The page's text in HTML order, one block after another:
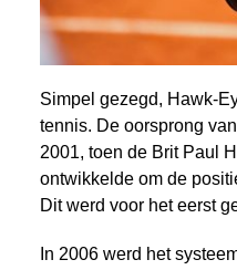
Simpel gezegd, Hawk-
tennis. De oorsprong
2001, toen de Brit Paul
ontwikkelde om de
Dit werd voor het eerst
In 2006 werd het